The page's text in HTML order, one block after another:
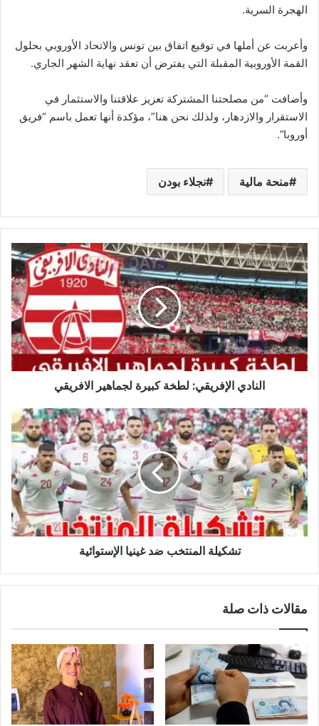
الهجرة السرية.
وأعربت عن أملها في توقيع اتفاق بين تونس والاتحاد الأوروبي بحلول
القمة الأوروبية المقبلة التي يفترض أن تعقد نهاية الشهر الجاري.
وأضافت “من مصلحتنا المشتركة تعزيز علاقتنا والاستثمار في
الاستقرار والازدهار، ولذلك نحن هنا”، مؤكدة أنها تعمل باسم “فريق
أوروبا”.
منحة مالية نجلاء بودن
النادي
الإفريقي:
لطخة
كبيرة
لجماهير
الافريقي
النادي الإفريقي: لطخة كبيرة لجماهير الافريقي
تشكيلة
المنتخب
ضد
غينيا
الإستوائية
تشكيلة المنتخب ضد غينيا الإستوائية
مقالات ذات صلة